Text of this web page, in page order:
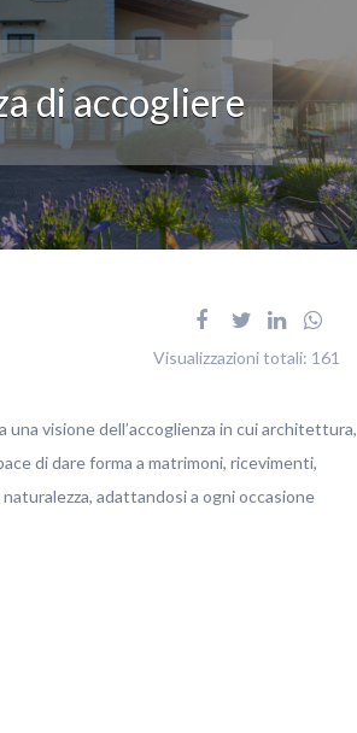
di accogliere
Visualizzazioni totali: 161
visione dell’accoglienza in cui architettura,
di dare forma a matrimoni, ricevimenti,
adattandosi a ogni occasione